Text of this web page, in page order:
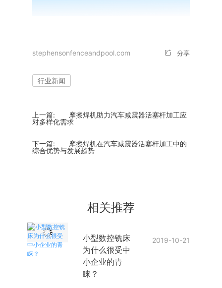
stephensonfenceandpool.com 分享
行业新闻
上一篇:
摩擦焊机助力汽车减震器活塞杆加工应
对多样化需求
下一篇:
摩擦焊机在汽车减震器活塞杆加工中的
综合优势与发展趋势
相关推荐
小型数控铣床
为什么很受中
小企业的青
睐？
2019-10-21